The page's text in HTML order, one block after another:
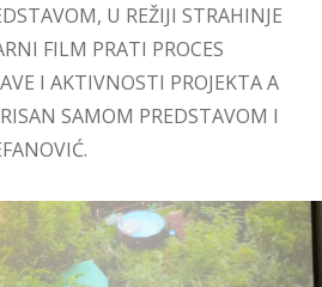
U REŽIJI STRAHINJE
FILM PRATI PROCES
I AKTIVNOSTI PROJEKTA A
SAMOM PREDSTAVOM I